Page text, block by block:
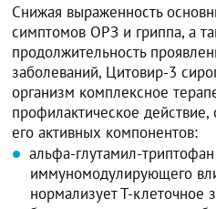
Снижая выраженность
симптомов ОРЗ и гриппа, а
продолжительность
заболеваний, Цитовир-3
организм комплексное
профилактическое
его активных компонентов:
альфа-глутамил-
иммуномодулирующего
нормализует Т-клеточное